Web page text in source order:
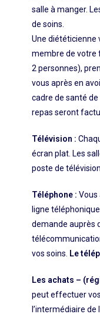
salle à manger.
de soins.
Une diététicienne
membre de votre
2 personnes),
vous après en
cadre de santé de
repas seront
Télévision :
écran plat. Les
poste de télévision.
Téléphone : Vous
ligne
demande auprès
vos soins. Le
Les achats –
peut effectuer
l’intermédiaire de